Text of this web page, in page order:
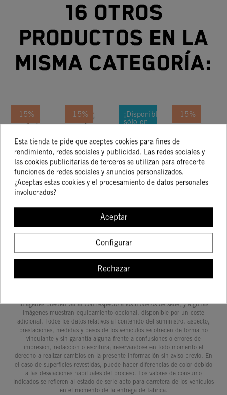
16 otros
productos en la
misma categoría:
-15%
Kit De
Piezas
De
Plástico
174,85 €
148,62 €
-15%
Kit De
Piezas
De
Plástico
133,34 €
113,34 €
COMPRAR
¡Disponible
sólo en
-15%
CILINDRO
75MM 250
CARRERAS
2002 (250
EXC)
500,09 €
425,08 €
-15%
ARBOL
DE
LEVAS
VALVULA
DE
KTM 250
20-23
257,43 €
218,81 €
imágenes pueden variar con respecto a los modelos de serie, y algunas
imágenes muestran equipamiento opcional, disponible por un coste
adicional. Todos los datos relativos al contenido del suministro, aspecto,
prestaciones, medidas y pesos de los vehículos se ofrecen de forma no
vinculante y sin garantía alguna frente a confusiones o errores de
impresión, redacción o escritura; reservándose en todo momento el
derecho a realizar cambios en la presente información sin aviso previo. En
el caso de superficies revestidas, puede haber diferencias de color debido
a las desviaciones habituales del proceso. Los valores de consumo
indicados se refieren al estado de serie apto para carretera de los vehículos
en el momento de la entrega de fábrica.
Esta tienda te pide que aceptes cookies para fines de
rendimiento, redes sociales y publicidad. Las redes sociales y
las cookies publicitarias de terceros se utilizan para ofrecerte
funciones de redes sociales y anuncios personalizados.
¿Aceptas estas cookies y el procesamiento de datos personales
involucrados?
Aceptar
Configurar
Rechazar